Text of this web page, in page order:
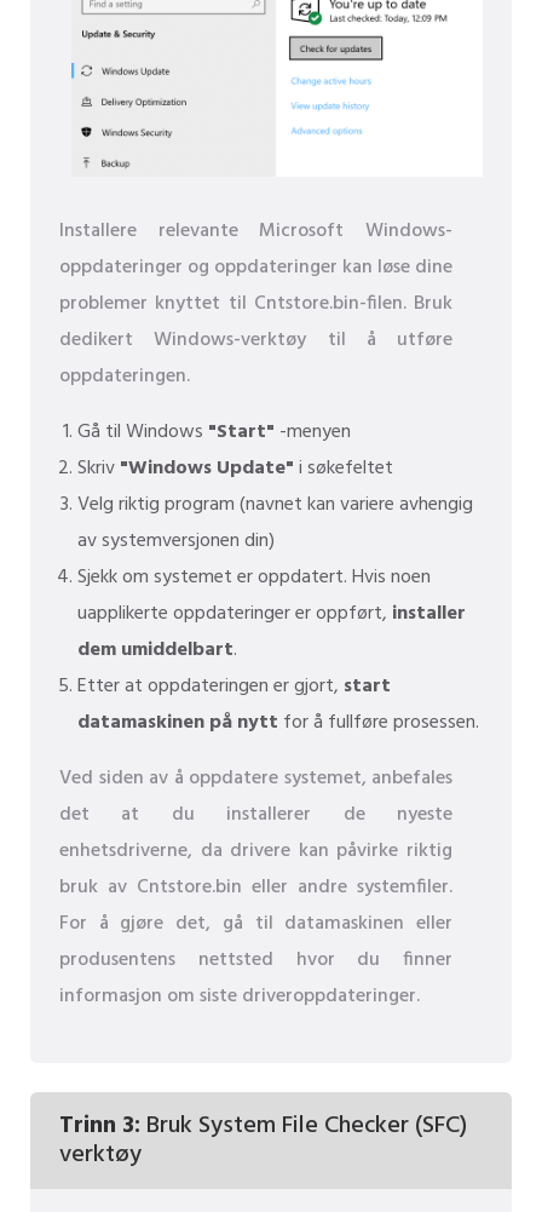
Installere relevante Microsoft Windows-
oppdateringer og oppdateringer kan løse dine
problemer knyttet til Cntstore.bin-filen. Bruk
dedikert Windows-verktøy til å utføre
oppdateringen.
Gå til Windows "Start" -menyen
Skriv"Windows Update"i søkefeltet
Velg riktig program (navnet kan variere avhengig
av systemversjonen din)
Sjekk om systemet er oppdatert. Hvis noen
uapplikerte oppdateringer er oppført, installer
dem umiddelbart.
Etter at oppdateringen er gjort, start
datamaskinen på nytt for å fullføre prosessen.
Ved siden av å oppdatere systemet, anbefales
det at du installerer de nyeste
enhetsdriverne, da drivere kan påvirke riktig
bruk av Cntstore.bin eller andre systemfiler.
For å gjøre det, gå til datamaskinen eller
produsentens nettsted hvor du finner
informasjon om siste driveroppdateringer.
Trinn 3: Bruk System File Checker (SFC)
verktøy